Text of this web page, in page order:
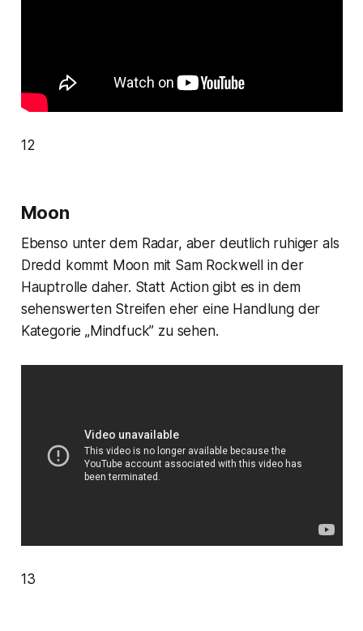
12
Moon
Ebenso unter dem Radar, aber deutlich ruhiger als
Dredd kommt Moon mit Sam Rockwell in der
Hauptrolle daher. Statt Action gibt es in dem
sehenswerten Streifen eher eine Handlung der
Kategorie „Mindfuck” zu sehen.
13